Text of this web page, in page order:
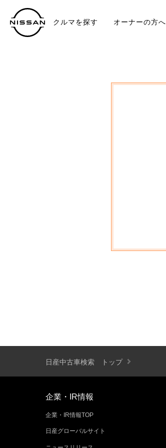
クルマを探す オーナーの方へ
日産中古車検索 トップ
企業・IR情報
企業・IR情報TOP
日産グローバルサイト